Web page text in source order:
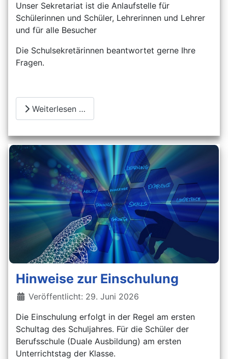
Unser Sekretariat ist die Anlaufstelle für
Schülerinnen und Schüler, Lehrerinnen und Lehrer
und für alle Besucher
Die Schulsekretärinnen beantwortet gerne Ihre
Fragen.
Weiterlesen …
Hinweise zur Einschulung
Details
Veröffentlicht: 29. Juni 2026
Die Einschulung erfolgt in der Regel am ersten
Schultag des Schuljahres. Für die Schüler der
Berufsschule (Duale Ausbildung) am ersten
Unterrichtstag der Klasse.